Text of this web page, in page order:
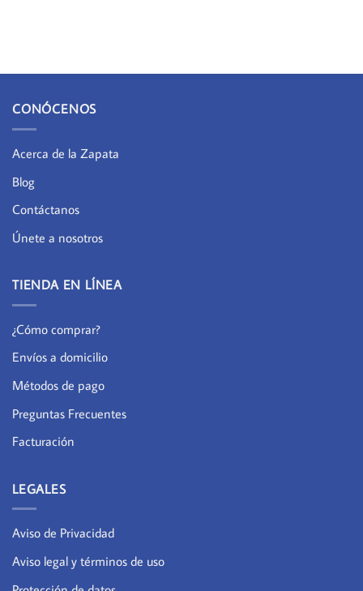
CONÓCENOS
Acerca de la Zapata
Blog
Contáctanos
Únete a nosotros
TIENDA EN LÍNEA
¿Cómo comprar?
Envíos a domicilio
Métodos de pago
Preguntas Frecuentes
Facturación
LEGALES
Aviso de Privacidad
Aviso legal y términos de uso